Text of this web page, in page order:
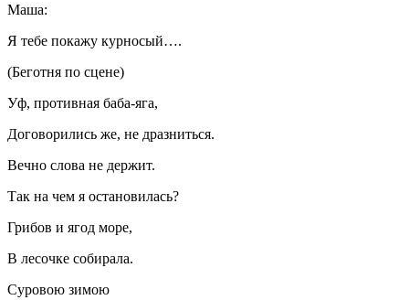
Маша:
Я тебе покажу курносый….
(Беготня по сцене)
Уф, противная баба-яга,
Договорились же, не дразниться.
Вечно слова не держит.
Так на чем я остановилась?
Грибов и ягод море,
В лесочке собирала.
Суровою зимою